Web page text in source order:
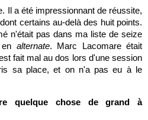
Il a été impressionnant de réussite,
certains au-delà des huit points.
n'était pas dans ma liste de seize
alternate. Marc Lacomare était
fait mal au dos lors d'une session
sa place, et on n'a pas eu à le
quelque chose de grand à